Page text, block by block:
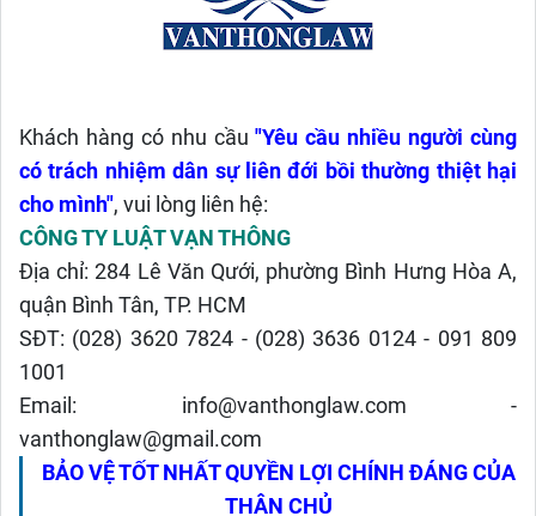
Khách hàng có nhu cầu"Yêu cầu nhiều người cùng
có trách nhiệm dân sự liên đới bồi thường thiệt hại
cho mình", vui lòng liên hệ:
CÔNG TY LUẬT VẠN THÔNG
Địa chỉ: 284 Lê Văn Qưới, phường Bình Hưng Hòa A,
quận Bình Tân, TP. HCM
SĐT: (028) 3620 7824 - (028) 3636 0124 - 091 809
1001
Email: info@vanthonglaw.com -
vanthonglaw@gmail.com
BẢO VỆ TỐT NHẤT QUYỀN LỢI CHÍNH ĐÁNG CỦA
THÂN CHỦ